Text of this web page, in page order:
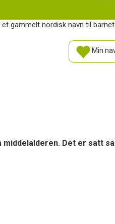
gammelt nordisk navn til
Min
Det er satt